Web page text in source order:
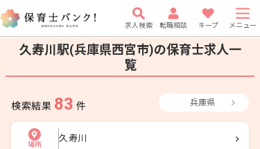
求人検索 転職相談 キープ メニュー
久寿川駅(兵庫県西宮市)の保育士求人一
覧
検索結果 83 件 兵庫県
場所
久寿川